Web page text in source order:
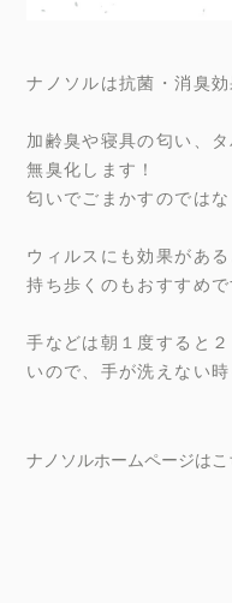
ナノソルは抗菌・消臭
加齢臭や寝具の匂い、
無臭化します！
匂いでごまかすのでは
ウィルスにも効果があ
持ち歩くのもおすすめで
手などは朝１度すると
いので、手が洗えない時
ナノソルホームページはこ